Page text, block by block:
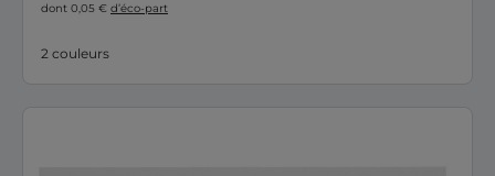
dont 0,05 € d’éco-part
2 couleurs